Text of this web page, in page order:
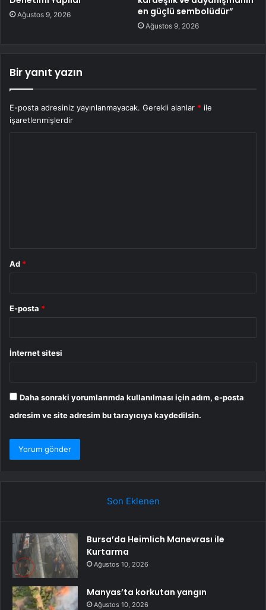
Ağustos 9, 2026
en güçlü sembolüdür”
Ağustos 9, 2026
Bir yanıt yazın
E-posta adresiniz yayınlanmayacak. Gerekli alanlar * ile
işaretlenmişlerdir
Ad *
E-posta *
İnternet sitesi
Daha sonraki yorumlarımda kullanılması için adım, e-posta
adresim ve site adresim bu tarayıcıya kaydedilsin.
Son Eklenen
Bursa’da Heimlich Manevrası ile
Kurtarma
Ağustos 10, 2026
Manyas’ta korkutan yangın
Ağustos 10, 2026